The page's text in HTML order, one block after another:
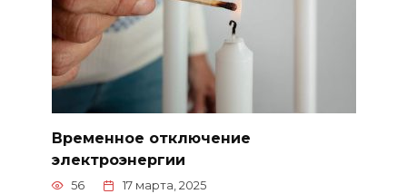
Временное отключение
электроэнергии
56 17 марта, 2025